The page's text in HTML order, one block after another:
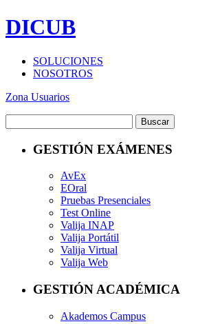
DICUB
SOLUCIONES
NOSOTROS
Zona Usuarios
GESTIÓN EXÁMENES
AvEx
EOral
Pruebas Presenciales
Test Online
Valija INAP
Valija Portátil
Valija Virtual
Valija Web
GESTIÓN ACADÉMICA
Akademos Campus